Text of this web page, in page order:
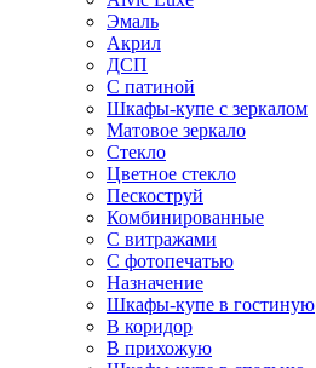
Эмаль
Акрил
ДСП
С патиной
Шкафы-купе с зеркалом
Матовое зеркало
Стекло
Цветное стекло
Пескоструй
Комбинированные
С витражами
С фотопечатью
Назначение
Шкафы-купе в гостиную
В коридор
В прихожую